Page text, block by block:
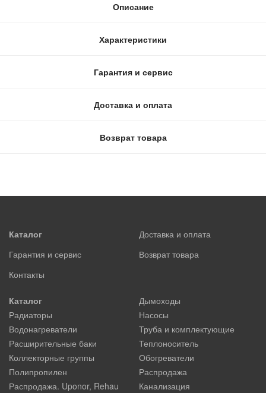
Описание
Характеристики
Гарантия и сервис
Доставка и оплата
Возврат товара
Каталог
Доставка и оплата
Гарантия и сервис
Возврат товара
Контакты
Каталог
Дымоходы
Радиаторы
Насосы
Водонагреватели
Труба и комплектующие
Расширительные баки
Теплоноситель
Коллекторные группы
Обогреватели
Полипропилен
Распродажа
Распродажа. Uponor, Rehau
Канализация